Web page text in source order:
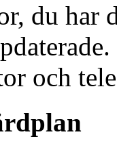
du har
och